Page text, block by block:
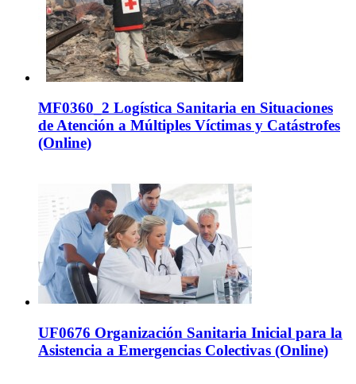
MF0360_2 Logística Sanitaria en Situaciones
de Atención a Múltiples Víctimas y Catástrofes
(Online)
UF0676 Organización Sanitaria Inicial para la
Asistencia a Emergencias Colectivas (Online)